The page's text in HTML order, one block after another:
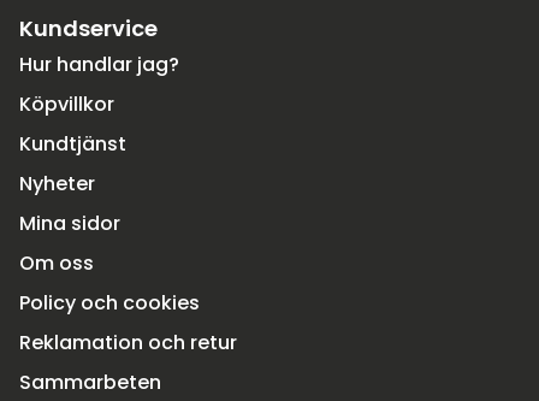
Kundservice
Hur handlar jag?
Köpvillkor
Kundtjänst
Nyheter
Mina sidor
Om oss
Policy och cookies
Reklamation och retur
Sammarbeten